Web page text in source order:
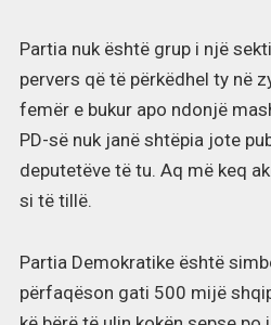
Partia nuk është grup i një
pervers që të përkëdhel ty në
femër e bukur apo ndonjë
PD-së nuk janë shtëpia jote
deputetëve të tu. Aq më keq
si të tillë.
Partia Demokratike është
përfaqëson gati 500 mijë